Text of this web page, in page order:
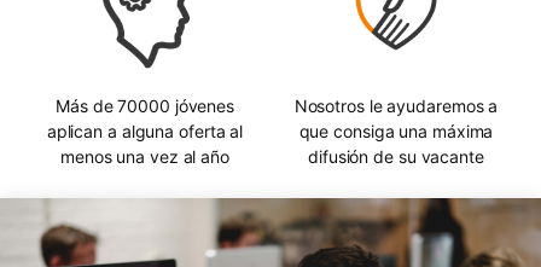
Más de 70000 jóvenes
aplican a alguna oferta al
menos una vez al año
Nosotros le ayudaremos a
que consiga una máxima
difusión de su vacante